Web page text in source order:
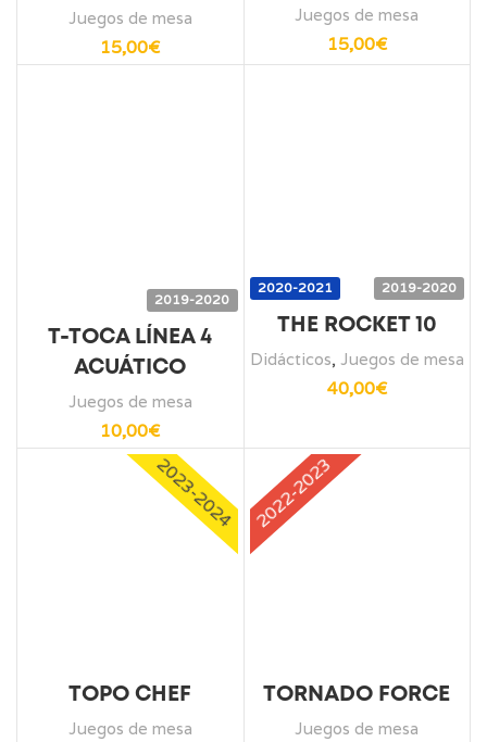
Juegos de mesa
15,00€
Juegos de mesa
15,00€
2019-2020
T-TOCA LÍNEA 4
ACUÁTICO
Juegos de mesa
10,00€
2019-2020
2020-2021
THE ROCKET 10
Didácticos, Juegos de mesa
40,00€
2023-2024
TOPO CHEF
Juegos de mesa
2022-2023
TORNADO FORCE
Juegos de mesa